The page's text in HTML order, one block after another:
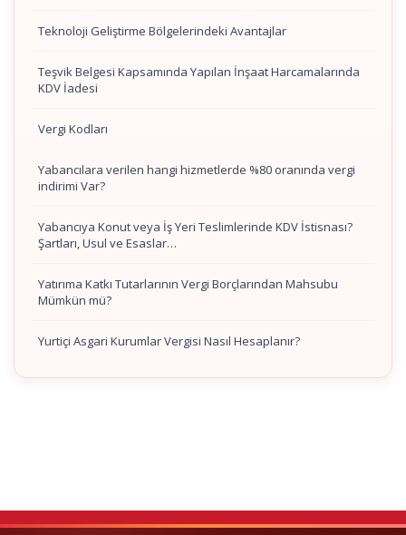
Teknoloji Geliştirme Bölgelerindeki Avantajlar
Teşvik Belgesi Kapsamında Yapılan İnşaat Harcamalarında
KDV İadesi
Vergi Kodları
Yabancılara verilen hangi hizmetlerde %80 oranında vergi
indirimi Var?
Yabancıya Konut veya İş Yeri Teslimlerinde KDV İstisnası?
Şartları, Usul ve Esaslar…
Yatırıma Katkı Tutarlarının Vergi Borçlarından Mahsubu
Mümkün mü?
Yurtiçi Asgari Kurumlar Vergisi Nasıl Hesaplanır?